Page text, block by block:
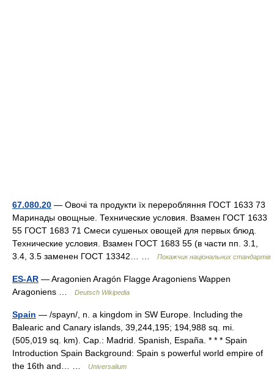
67.080.20 — Овочі та продукти їх переробляння ГОСТ 1633 73
Маринады овощные. Технические условия. Взамен ГОСТ 1633
55 ГОСТ 1683 71 Смеси сушеных овощей для первых блюд.
Технические условия. Взамен ГОСТ 1683 55 (в части пп. 3.1,
3.4, 3.5 заменен ГОСТ 13342… …
Покажчик національних стандартів
ES-AR — Aragonien Aragón Flagge Aragoniens Wappen
Aragoniens …
Deutsch Wikipedia
Spain — /spayn/, n. a kingdom in SW Europe. Including the
Balearic and Canary islands, 39,244,195; 194,988 sq. mi.
(505,019 sq. km). Cap.: Madrid. Spanish, España. * * * Spain
Introduction Spain Background: Spain s powerful world empire of
the 16th and… …
Universalium